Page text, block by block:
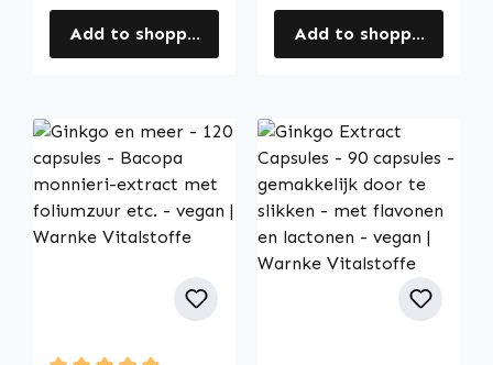
Add to shopping cart Add to shopping cart